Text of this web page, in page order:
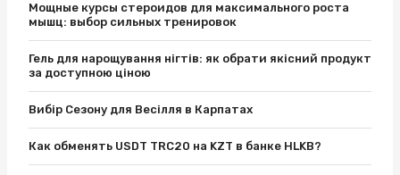
Мощные курсы стероидов для максимального роста
мышц: выбор сильных тренировок
Гель для нарощування нігтів: як обрати якісний продукт
за доступною ціною
Вибір Сезону для Весілля в Карпатах
Как обменять USDT TRC20 на KZT в банке HLKB?